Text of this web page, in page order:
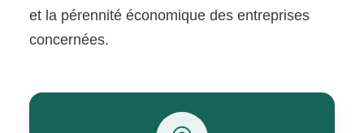
et la pérennité économique des entreprises
concernées.